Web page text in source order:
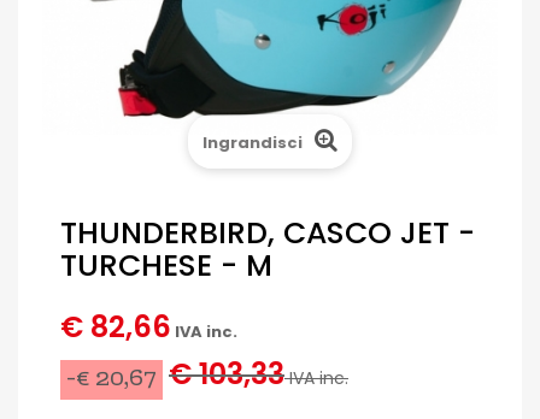
Ingrandisci
THUNDERBIRD, CASCO JET -
TURCHESE - M
€ 82,66 IVA inc.
-€ 20,67 € 103,33IVA inc.